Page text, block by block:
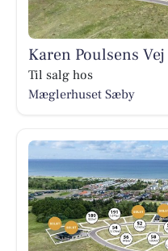
Karen Poulsens
Til salg hos
Mæglerhuset Sæby